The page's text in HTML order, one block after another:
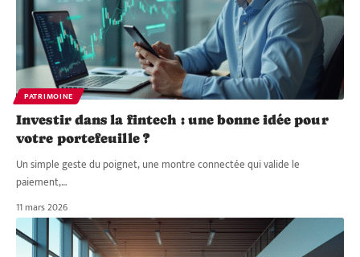
PATRIMOINE
Investir dans la fintech : une bonne idée pour
votre portefeuille ?
Un simple geste du poignet, une montre connectée qui valide le
paiement,…
11 mars 2026